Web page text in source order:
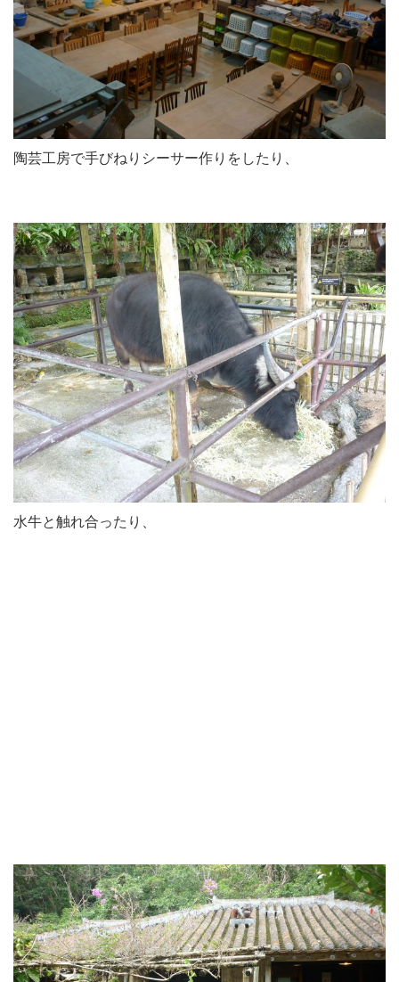
陶芸工房で手びねりシーサー作りをしたり、
水牛と触れ合ったり、